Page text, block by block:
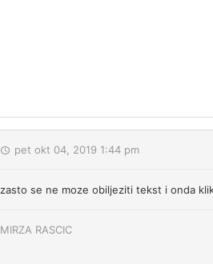
pet okt 04, 2019 1:44 pm
zasto se ne moze obiljeziti tekst i onda
MIRZA RASCIC